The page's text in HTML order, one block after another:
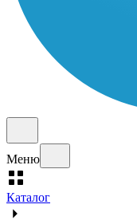
Меню
Каталог